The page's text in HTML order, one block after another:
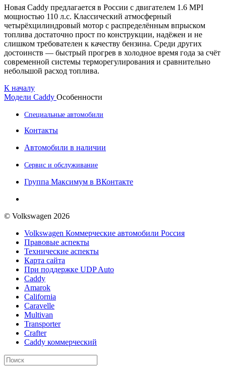
Новая Caddy предлагается в России с двигателем 1.6 MPI
мощностью 110 л.с. Классический атмосферный
четырёхцилиндровый мотор с распределённым впрыском
топлива достаточно прост по конструкции, надёжен и не
слишком требователен к качеству бензина. Среди других
достоинств — быстрый прогрев в холодное время года за счёт
современной системы терморегулирования и сравнительно
небольшой расход топлива.
К началу
Модели Caddy Особенности
Специальные автомобили
Контакты
Автомобили в наличии
Сервис и обслуживание
Группа Максимум в ВКонтакте
© Volkswagen 2026
Volkswagen Коммерческие автомобили Россия
Правовые аспекты
Технические аспекты
Карта сайта
При поддержке UDP Auto
Caddy
Amarok
California
Caravelle
Multivan
Transporter
Crafter
Caddy коммерческий